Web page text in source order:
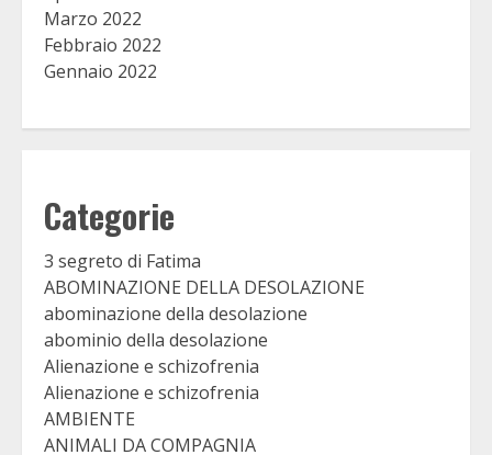
Marzo 2022
Febbraio 2022
Gennaio 2022
Categorie
3 segreto di Fatima
ABOMINAZIONE DELLA DESOLAZIONE
abominazione della desolazione
abominio della desolazione
Alienazione e schizofrenia
Alienazione e schizofrenia
AMBIENTE
ANIMALI DA COMPAGNIA